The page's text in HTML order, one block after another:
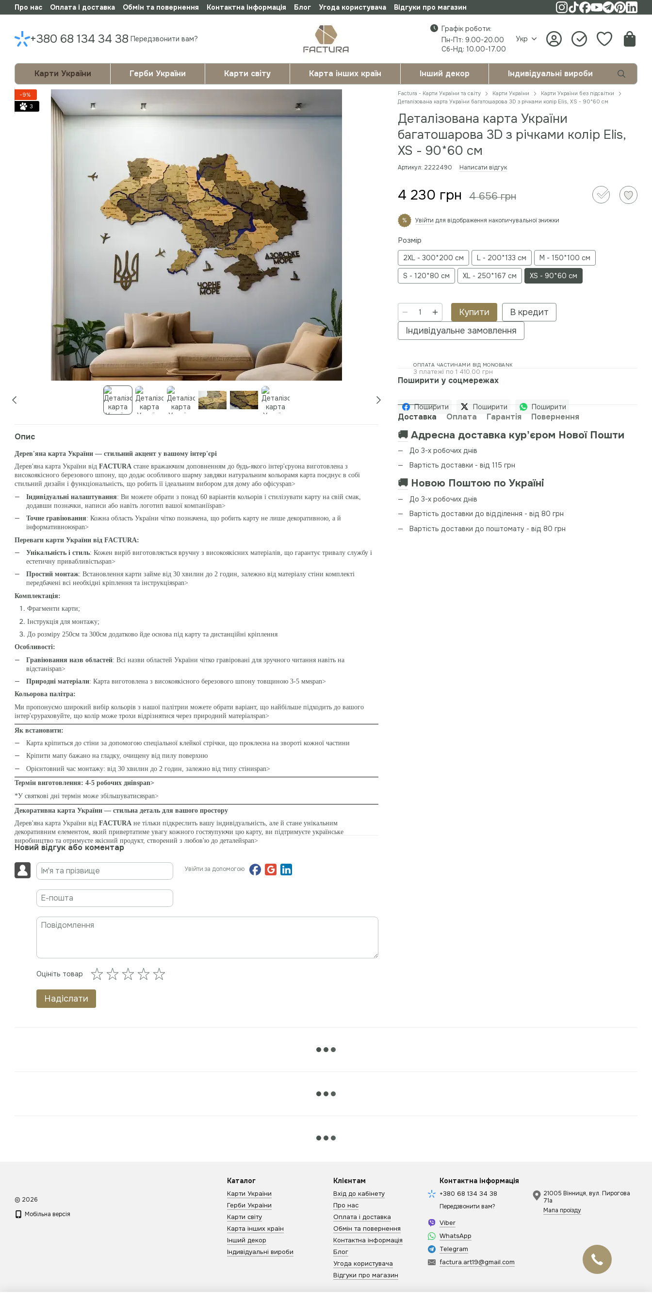
Перейти до основного контенту
Про нас Оплата і доставка Обмін та повернення Контактна інформація Блог Угода користувача Відгуки про магазин
+380 68 134 34 38 Передзвонити вам?
Графік роботи:
Пн-Пт: 9.00-20.00
Сб-Нд: 10.00-17.00
Укр
Карти України Герби України Карти світу Карта інших країн Інший декор Індивідуальні вироби
−9%
3
Опис
Дерев'яна карта України — стильний акцент у вашому інтер'єрі
Дерев'яна карта України від FACTURA стане вражаючим доповненням до будь-якого інтер'єруона виготовлена з
високоякісного березового шпону, що додає особливого шарму завдяки натуральним кольорамя карта поєднує в собі
стильний дизайн і функціональність, що робить її ідеальним вибором для дому або офісуspan>
Індивідуальні налаштування: Ви можете обрати з понад 60 варіантів кольорів і стилізувати карту на свій смак,
додавши позначки, написи або навіть логотип вашої компаніїspan>
Точне гравіювання: Кожна область України чітко позначена, що робить карту не лише декоративною, а й
інформативноюspan>
Переваги карти України від FACTURA:
Унікальність і стиль: Кожен виріб виготовляється вручну з високоякісних матеріалів, що гарантує тривалу службу і
естетичну привабливістьspan>
Простий монтаж: Встановлення карти займе від 30 хвилин до 2 годин, залежно від матеріалу стіни комплекті
передбачені всі необхідні кріплення та інструкціяspan>
Комплектація:
Фрагменти карти;
Інструкція для монтажу;
До розміру 250см та 300см додатково йде основа під карту та дистанційні кріплення
Особливості:
Гравіювання назв областей: Всі назви областей України чітко гравіровані для зручного читання навіть на
відстаніspan>
Природні матеріали: Карта виготовлена з високоякісного березового шпону товщиною 3-5 ммspan>
Кольорова палітра:
Ми пропонуємо широкий вибір кольорів з нашої палітрии можете обрати варіант, що найбільше підходить до вашого
інтер'єрураховуйте, що колір може трохи відрізнятися через природний матеріалspan>
Як встановити:
Карта кріпиться до стіни за допомогою спеціальної клейкої стрічки, що проклеєна на звороті кожної частини
Кріпити мапу бажано на гладку, очищену від пилу поверхню
Орієнтовний час монтажу: від 30 хвилин до 2 годин, залежно від типу стіниspan>
Термін виготовлення: 4-5 робочих днівspan>
*У святкові дні термін може збільшуватисяspan>
Декоративна карта України — стильна деталь для вашого простору
Дерев'яна карта України від FACTURA не тільки підкреслить вашу індивідуальність, але й стане унікальним
декоративним елементом, який привертатиме увагу кожного гостяупуючи цю карту, ви підтримуєте українське
виробництво та отримуєте якісний продукт, створений з любов'ю до деталейspan>
Новий відгук або коментар
Увійти за допомогою
Оцініть товар
Надіслати
Factura - Карти України та світу Карти України
Карти України без підсвітки
Деталізована карта України багатошарова 3D з річками колір Elis, XS - 90*60 см
Деталізована карта України
багатошарова 3D з річками колір Elis,
XS - 90*60 см
Артикул: 2222490 Написати відгук
4 230 грн 4 656 грн
% Увійти для відображення накопичувальної знижки
Розмір
2XL - 300*200 см L - 200*133 см M - 150*100 см
S - 120*80 см XL - 250*167 см XS - 90*60 см
Купити
В кредит
Індивідуальне замовлення
ОПЛАТА ЧАСТИНАМИ ВІД MONOBANK
3 платежі по 1 410.00 грн
Поширити у соцмережах
Поширити Поширити Поширити
Доставка Оплата Гарантія Повернення
🚚 Адресна доставка курʼєром Нової Пошти
До 3-х робочих днів
Вартість доставки - від 115 грн
🚚 Новою Поштою по Україні
До 3-х робочих днів
Вартість доставки до відділення - від 80 грн
Вартість доставки до поштомату - від 80 грн
© 2026
Мобільна версія
Каталог
Карти України
Герби України
Карти світу
Карта інших країн
Інший декор
Індивідуальні вироби
Клієнтам
Вхід до кабінету
Про нас
Оплата і доставка
Обмін та повернення
Контактна інформація
Блог
Угода користувача
Відгуки про магазин
Контактна інформація
+380 68 134 34 38
Передзвонити вам?
Viber
WhatsApp
Telegram
factura.art19@gmail.com
21005 Вінниця, вул. Пирогова
71а
Мапа проїзду
Онлайн чат